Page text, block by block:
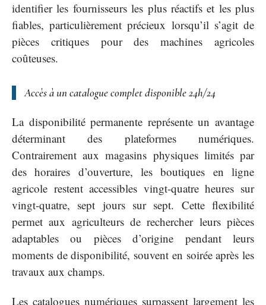
identifier les fournisseurs les plus réactifs et les plus
fiables, particulièrement précieux lorsqu’il s’agit de
pièces critiques pour des machines agricoles
coûteuses.
Accès à un catalogue complet disponible 24h/24
La disponibilité permanente représente un avantage
déterminant des plateformes numériques.
Contrairement aux magasins physiques limités par
des horaires d’ouverture, les boutiques en ligne
agricole restent accessibles vingt-quatre heures sur
vingt-quatre, sept jours sur sept. Cette flexibilité
permet aux agriculteurs de rechercher leurs pièces
adaptables ou pièces d’origine pendant leurs
moments de disponibilité, souvent en soirée après les
travaux aux champs.
Les catalogues numériques surpassent largement les